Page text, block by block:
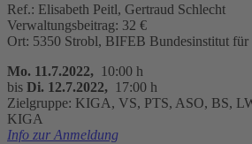
Ref.: Elisabeth Peitl, Gertraud Schlecht
Verwaltungsbeitrag: 32 €
Ort: 5350 Strobl, BIFEB Bundesinstitut für
Mo. 11.7.2022, 10:00 h
bis Di. 12.7.2022, 17:00 h
Zielgruppe: KIGA, VS, PTS, ASO, BS,
KIGA
Info zur Anmeldung